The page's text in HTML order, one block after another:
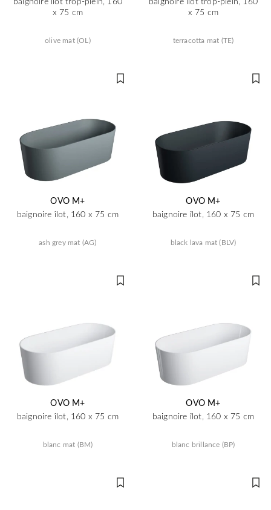
x 75 cm
olive mat (OL)
x 75 cm
terracotta mat (TE)
OVO M+
baignoire îlot, 160 x 75 cm
ash grey mat (AG)
OVO M+
baignoire îlot, 160 x 75 cm
black lava mat (BLV)
OVO M+
baignoire îlot, 160 x 75 cm
blanc mat (BM)
OVO M+
baignoire îlot, 160 x 75 cm
blanc brillance (BP)